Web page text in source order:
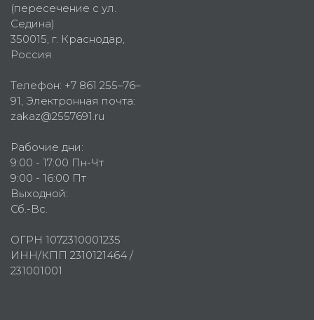
(пересечение с ул.
Седина)
350015 , г. Краснодар,
Россия
Телефон: +7 861 255–76–
91 , Электронная почта:
zakaz@2557691.ru
Рабочие дни:
9:00 - 17:00 Пн-Чт
9:00 - 16:00 Пт
Выходной:
Сб.-Вс.
ОГРН 1072310001235
ИНН/КПП 2310121464 /
231001001